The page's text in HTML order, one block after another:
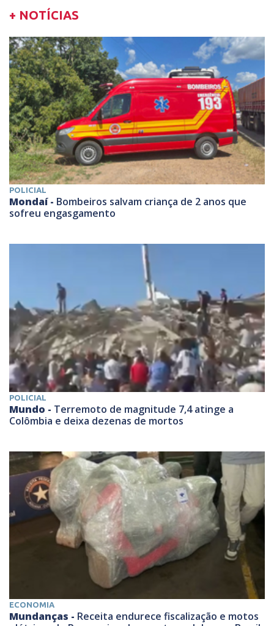
+ NOTÍCIAS
POLICIAL
Mondaí - Bombeiros salvam criança de 2 anos que
sofreu engasgamento
POLICIAL
Mundo - Terremoto de magnitude 7,4 atinge a
Colômbia e deixa dezenas de mortos
ECONOMIA
Mundanças - Receita endurece fiscalização e motos